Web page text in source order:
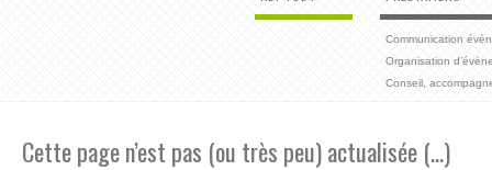
Communication
Organisation
Conseil,
Cette page n’est pas (ou très peu) actualisée (…)